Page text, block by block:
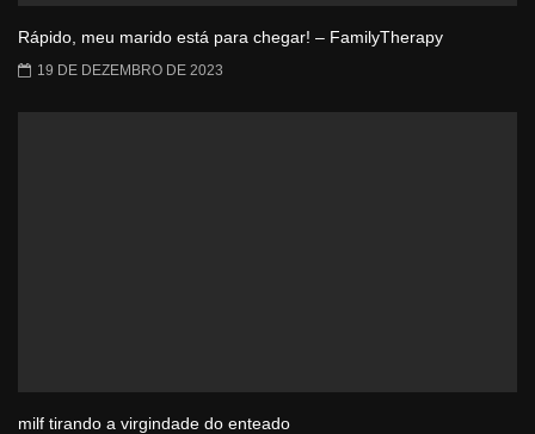
Rápido, meu marido está para chegar! – FamilyTherapy
19 DE DEZEMBRO DE 2023
milf tirando a virgindade do enteado